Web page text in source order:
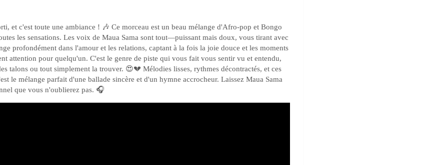
et c'est toute une ambiance ! 🎶 Ce morceau est un beau mélange d'Afro-pop et Bongo
les sensations. Les voix de Maua Sama sont tout—puissant mais doux, vous tirant avec
profondément dans l'amour et les relations, captant à la fois la joie douce et les moments
attention pour quelqu'un. C'est le genre de piste qui vous fait vous sentir vu et entendu,
talons ou tout simplement la trouver. 😍💔 Mélodies lisses, rythmes décontractés, et ces
le mélange parfait d'une ballade sincère et d'un hymne accrocheur. Laissez Maua Sama
que vous n'oublierez pas. 🎧